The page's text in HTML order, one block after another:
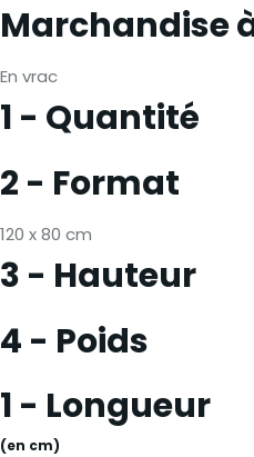
Marchandise
En vrac
1 - Quantité
2 - Format
120 x 80 cm
3 - Hauteur
4 - Poids
1 - Longueur
(en cm)